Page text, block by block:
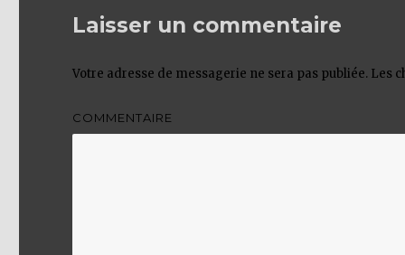
Laisser un commentaire
Votre adresse de messagerie ne sera pas publiée. Les
COMMENTAIRE